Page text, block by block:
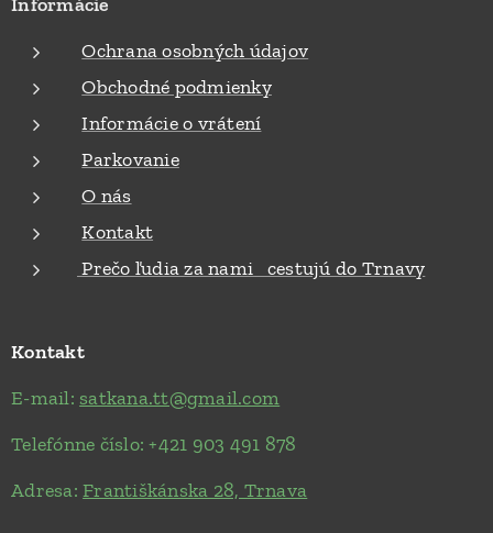
Ochrana osobných údajov
Obchodné podmienky
Informácie o vrátení
Parkovanie
O nás
Kontakt
Prečo ľudia za nami cestujú do Trnavy
Kontakt
E-mail: satkana.tt@gmail.com
Telefónne číslo: +421 903 491 878
Adresa:Františkánska 28, Trnava